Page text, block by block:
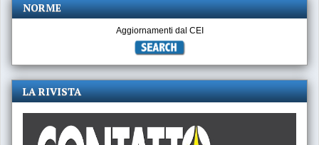
NORME
Aggiornamenti dal CEI
LA RIVISTA